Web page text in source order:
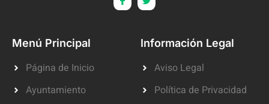
Menú Principal
Página de Inicio
Ayuntamiento
Información Legal
Aviso Legal
Política de Privacidad